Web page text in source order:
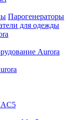
Парогенераторы
для одежды
Aurora